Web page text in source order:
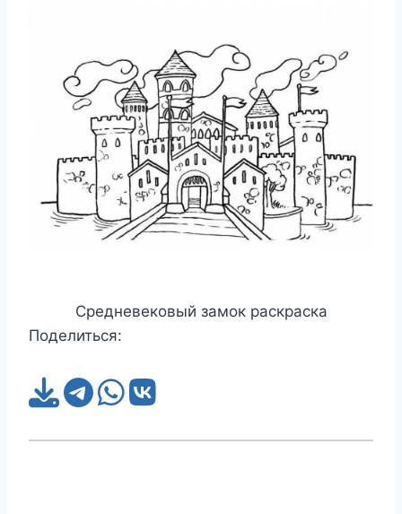
Средневековый замок раскраска
Поделиться: